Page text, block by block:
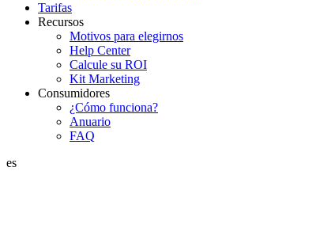
Tarifas
Recursos
Motivos para elegirnos
Help Center
Calcule su ROI
Kit Marketing
Consumidores
¿Cómo funciona?
Anuario
FAQ
es